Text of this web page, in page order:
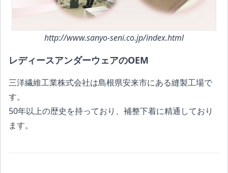
http://www.sanyo-seni.co.jp/index.html
レディースアンダーウェアのOEM
三洋繊維工業株式会社は島根県安来市にある縫製工場で
す。
50年以上の歴史を持っており、補整下着に精通しており
ます。